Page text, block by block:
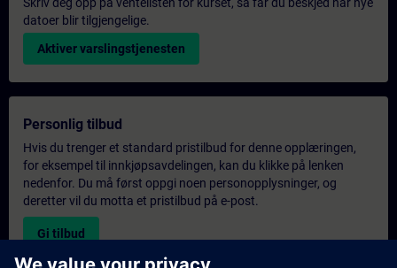
datoer blir tilgjengelige.
Aktiver varslingstjenesten
Personlig tilbud
Hvis du trenger et standard pristilbud for denne opplæringen,
for eksempel til innkjøpsavdelingen, kan du klikke på lenken
nedenfor. Du må først oppgi noen personopplysninger, og
deretter vil du motta et pristilbud på e-post.
Gi tilbud